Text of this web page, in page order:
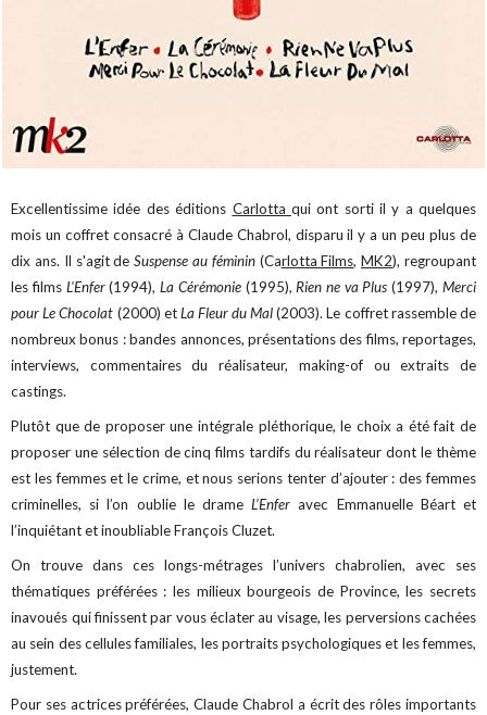
Excellentissime idée des éditions Carlotta qui ont sorti il y a quelques
mois un coffret consacré à Claude Chabrol, disparu il y a un peu plus de
dix ans. Il s'agit deSuspense au féminin (Carlotta Films,MK2), regroupant
les films L'Enfer(1994), La Cérémonie (1995), Rien ne va Plus (1997), Merci
pour Le Chocolat (2000) etLa Fleur du Mal(2003). Le coffret rassemble de
nombreux bonus : bandes annonces, présentations des films, reportages,
interviews, commentaires du réalisateur, making-of ou extraits de
castings.
Plutôt que de proposer une intégrale pléthorique, le choix a été fait de
proposer une sélection de cinq films tardifs du réalisateur dont le thème
est les femmes et le crime, et nous serions tenter d’ajouter : des femmes
criminelles, si l’on oublie le drameL’Enferavec Emmanuelle Béart et
l’inquiétant et inoubliable François Cluzet.
On trouve dans ces longs-métrages l’univers chabrolien, avec ses
thématiques préférées : les milieux bourgeois de Province, les secrets
inavoués qui finissent par vous éclater au visage, les perversions cachées
au sein des cellules familiales, les portraits psychologiques et les femmes,
justement.
Pour ses actrices préférées, Claude Chabrol a écrit des rôles importants